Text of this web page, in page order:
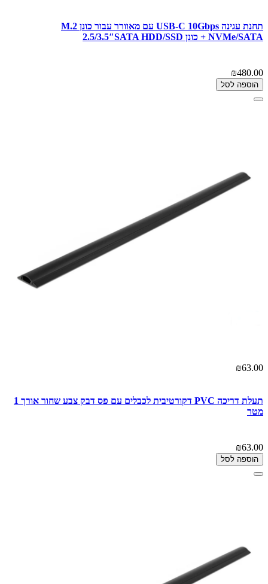
תחנת עגינה USB-C 10Gbps עם מאוורר עבור כונן M.2
NVMe/SATA + כונן 2.5/3.5″SATA HDD/SSD
₪480.00
הוספה לסל
₪63.00
תעלת דריכה PVC דקורטיבית לכבלים עם פס דבק צבע שחור אורך 1
מטר
₪63.00
הוספה לסל